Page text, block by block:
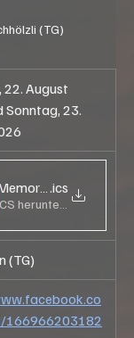
(TG)
August
Sonntag, 23.
Bergrennen
.ics
herunterladen • 41KB
(TG)
166966203182